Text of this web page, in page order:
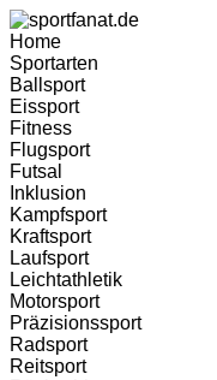
Home
Sportarten
Ballsport
Eissport
Fitness
Flugsport
Futsal
Inklusion
Kampfsport
Kraftsport
Laufsport
Leichtathletik
Motorsport
Präzisionssport
Radsport
Reitsport